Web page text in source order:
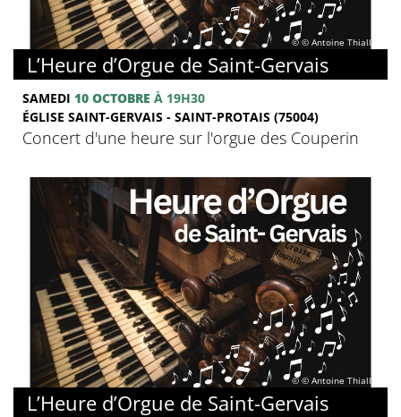
© © Antoine Thiallier
L’Heure d’Orgue de Saint-Gervais
SAMEDI 10 OCTOBRE À 19H30
ÉGLISE SAINT-GERVAIS - SAINT-PROTAIS (75004)
Concert d'une heure sur l'orgue des Couperin
© © Antoine Thiallier
L’Heure d’Orgue de Saint-Gervais